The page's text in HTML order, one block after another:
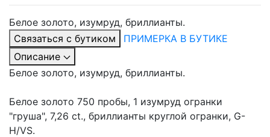
Белое золото, изумруд, бриллианты.
Связаться с бутиком
ПРИМЕРКА В БУТИКЕ
Описание
Белое золото, изумруд, бриллианты.
Белое золото 750 пробы, 1 изумруд огранки
"груша", 7,26 ct., бриллианты круглой огранки, G-
H/VS.